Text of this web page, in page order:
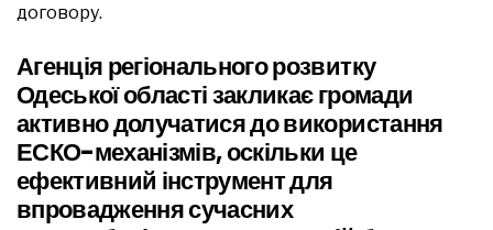
договору.
Агенція регіонального розвитку
Одеської області закликає громади
активно долучатися до використання
ЕСКО-механізмів, оскільки це
ефективний інструмент для
впровадження сучасних